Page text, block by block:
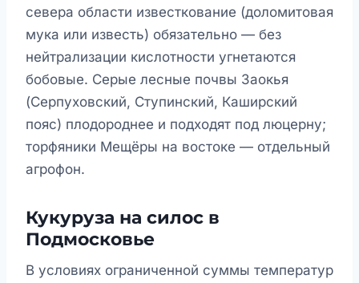
севера области известкование (доломитовая
мука или известь) обязательно — без
нейтрализации кислотности угнетаются
бобовые. Серые лесные почвы Заокья
(Серпуховский, Ступинский, Каширский
пояс) плодороднее и подходят под люцерну;
торфяники Мещёры на востоке — отдельный
агрофон.
Кукуруза на силос в
Подмосковье
В условиях ограниченной суммы температур